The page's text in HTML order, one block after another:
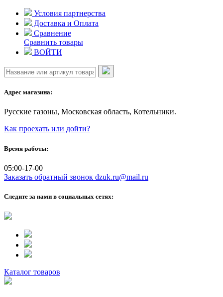
Skip
content
Условия партнерства
Доставка и Оплата
Сравнение
Сравнить товары
ВОЙТИ
Адрес магазина:
Русские газоны, Московская область, Котельники.
Как проехать или дойти?
Время работы:
05:00-17-00
Заказать обратный звонок dzuk.ru@mail.ru
Следите за нами в социальных сетях:
Каталог товаров